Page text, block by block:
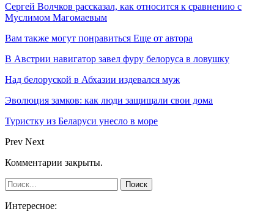
Сергей Волчков рассказал, как относится к сравнению с
Муслимом Магомаевым
Вам также могут понравиться Еще от автора
В Австрии навигатор завел фуру белоруса в ловушку
Над белоруской в Абхазии издевался муж
Эволюция замков: как люди защищали свои дома
Туристку из Беларуси унесло в море
Prev Next
Комментарии закрыты.
Интересное: